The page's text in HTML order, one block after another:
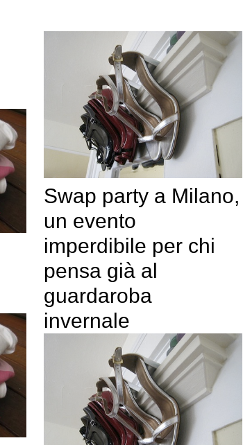
Swap party a Milano,
un evento
imperdibile per chi
pensa già al
guardaroba
invernale